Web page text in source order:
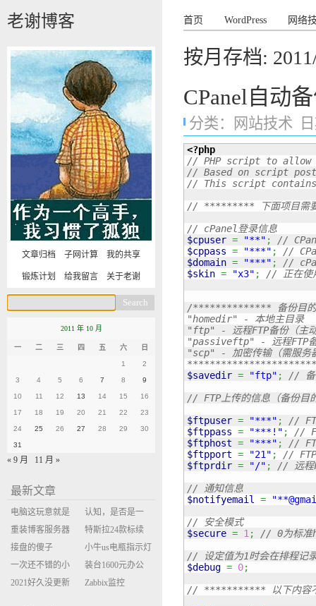
老谢博客 首页 WordPress 网络
按月存档:
CPanel自动
分类： 网站技术
<?php
// PHP script to allow
// Based on script
// This script contains
// ********* 下面项目需
// cPanel登录信息
$cpuser = "**" ;
//
$cppass = "***" ;
//
$domain = "***" ;
//
$skin = "x3" ; // 正在使
/************** 备份目
"homedir" - 本地主目录
"ftp" - 远程FTP备份（主
"passiveftp" - 远程FTP备
"scp" - 加密传输（需服务
$savedir = "ftp" ;
// 备
// FTP上传的信息（备份目
$ftpuser = "***" ;
//
$ftppass = "***!" ;
//
$ftphost = "***" ;
//
$ftpport = "21" ;
// FTP
$ftprdir = "/" ;
// 远程
// 通知信息
$notifyemail
=
// 安全模式
$secure = 1 ;
// 0为标准
// 设定值为1时会在排程记
$debug = 0;
// *********** 以下内容
文章归档 子网计算 我的共享
锻炼计划 给我留言 关于老谢
2011 年 10 月
一 二 三 四 五 六 日
1 2
3 4 5 6 7 8 9
10 11 12 13 14 15 16
17 18 19 20 21 22 23
24 25 26 27 28 29 30
31
« 9 月 11 月 »
最新文章
电脑这玩意就是
缝缝补补的事
认知，是否是一
座大山？当架构
决策变成配置清
单比价
重装博客服务器
环境
特斯拉24款标续
Model Y 2万公里
使用体验
接盘的傻子
小牛us电瓶指示灯
闪三次不上电
一次还不错的小
米售后体验
装台1600元办公
主机
2021好久没更新
Zabbix监控